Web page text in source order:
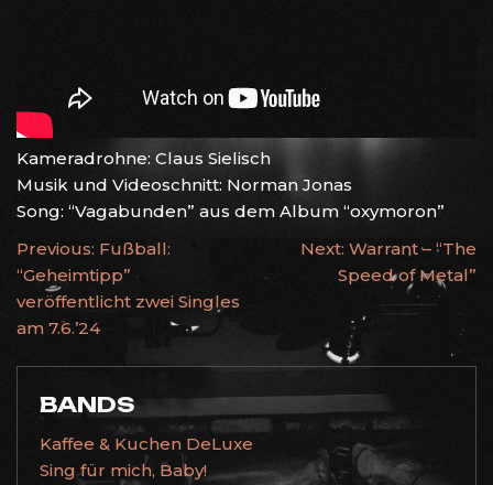
Kameradrohne: Claus Sielisch
Musik und Videoschnitt: Norman Jonas
Song: “Vagabunden” aus dem Album “oxymoron”
BEITRAGSNAVIGATION
Previous: Fußball:
“Geheimtipp”
veröffentlicht zwei Singles
am 7.6.’24
Next: Warrant – “The
Speed of Metal”
BANDS
Kaffee & Kuchen DeLuxe
Sing für mich, Baby!